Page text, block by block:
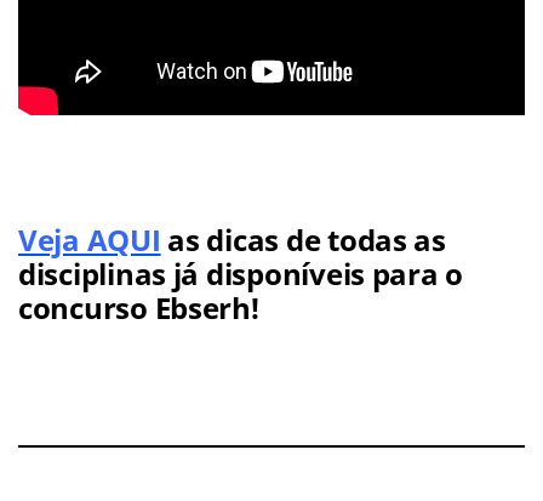
Veja AQUI as dicas de todas as
disciplinas já disponíveis para o
concurso Ebserh!